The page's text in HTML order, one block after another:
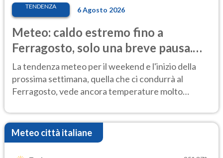
TENDENZA 6 Agosto 2026
Meteo: caldo estremo fino a
Ferragosto, solo una breve pausa.
Ecco dove
La tendenza meteo per il weekend e l'inizio della
prossima settimana, quella che ci condurrà al
Ferragosto, vede ancora temperature molto
Meteo città italiane